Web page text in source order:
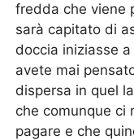
fredda che viene
sarà capitato di
doccia iniziasse
avete mai
dispersa in quel
che comunque ci
pagare e che